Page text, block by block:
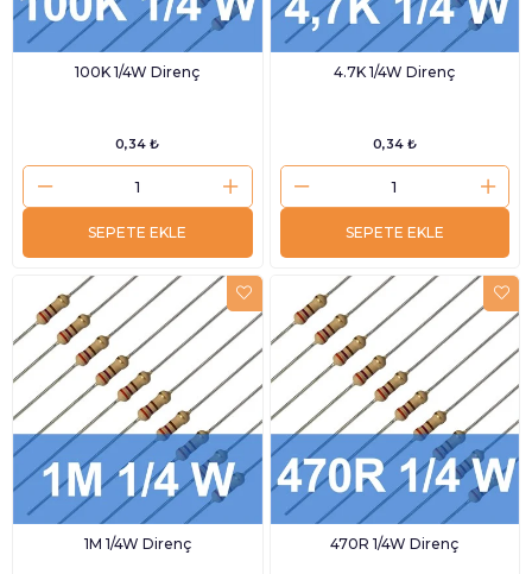
100K 1/4W Direnç
0,34 ₺
SEPETE EKLE
4.7K 1/4W Direnç
0,34 ₺
SEPETE EKLE
1M 1/4W Direnç 470R 1/4W Direnç